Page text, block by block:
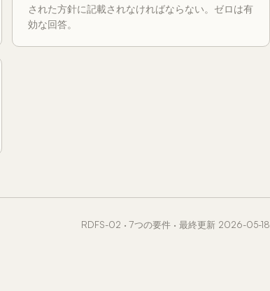
された方針に記載されなければならない。ゼロは有
効な回答。
RDFS-02 · 7つの要件 · 最終更新 2026-05-18